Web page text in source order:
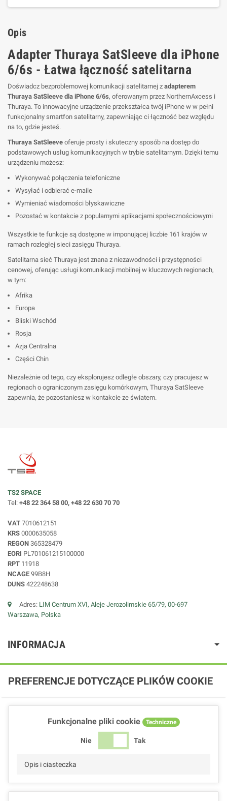
Opis
Adapter Thuraya SatSleeve dla iPhone
6/6s - Łatwa łączność satelitarna
Doświadcz bezproblemowej komunikacji satelitarnej z adapterem
Thuraya SatSleeve dla iPhone 6/6s, oferowanym przez NorthernAxcess i
Thuraya. To innowacyjne urządzenie przekształca twój iPhone w w pełni
funkcjonalny smartfon satelitarny, zapewniając ci łączność bez względu
na to, gdzie jesteś.
Thuraya SatSleeve oferuje prosty i skuteczny sposób na dostęp do
podstawowych usług komunikacyjnych w trybie satelitarnym. Dzięki temu
urządzeniu możesz:
Wykonywać połączenia telefoniczne
Wysyłać i odbierać e-maile
Wymieniać wiadomości błyskawiczne
Pozostać w kontakcie z popularnymi aplikacjami społecznościowymi
Wszystkie te funkcje są dostępne w imponującej liczbie 161 krajów w
ramach rozległej sieci zasięgu Thuraya.
Satelitarna sieć Thuraya jest znana z niezawodności i przystępności
cenowej, oferując usługi komunikacji mobilnej w kluczowych regionach,
w tym:
Afrika
Europa
Bliski Wschód
Rosja
Azja Centralna
Części Chin
Niezależnie od tego, czy eksplorujesz odległe obszary, czy pracujesz w
regionach o ograniczonym zasięgu komórkowym, Thuraya SatSleeve
zapewnia, że pozostaniesz w kontakcie ze światem.
TS2 SPACE
Tel: +48 22 364 58 00, +48 22 630 70 70
VAT 7010612151
KRS 0000635058
REGON 365328479
EORI PL701061215100000
RPT 11918
NCAGE 99B8H
DUNS 422248638
Adres: LIM Centrum XVI, Aleje Jerozolimskie 65/79, 00-697
Warszawa, Polska
INFORMACJA
PREFERENCJE DOTYCZĄCE PLIKÓW COOKIE
Funkcjonalne pliki cookie Techniczne
Nie Tak
Opis i ciasteczka